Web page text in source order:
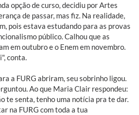
opção de curso, decidiu por Artes
de passar, mas fiz. Na realidade,
pois estava estudando para as provas
público. Calhou que as
em outubro e o Enem em novembro.
conta.
a FURG abriram, seu sobrinho ligou.
Ao que Maria Clair respondeu:
te senta, tenho uma notícia pra te dar.
na FURG com toda a tua